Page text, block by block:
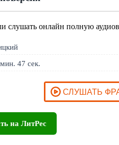
слушать онлайн полную
47 сек.
на ЛитРес